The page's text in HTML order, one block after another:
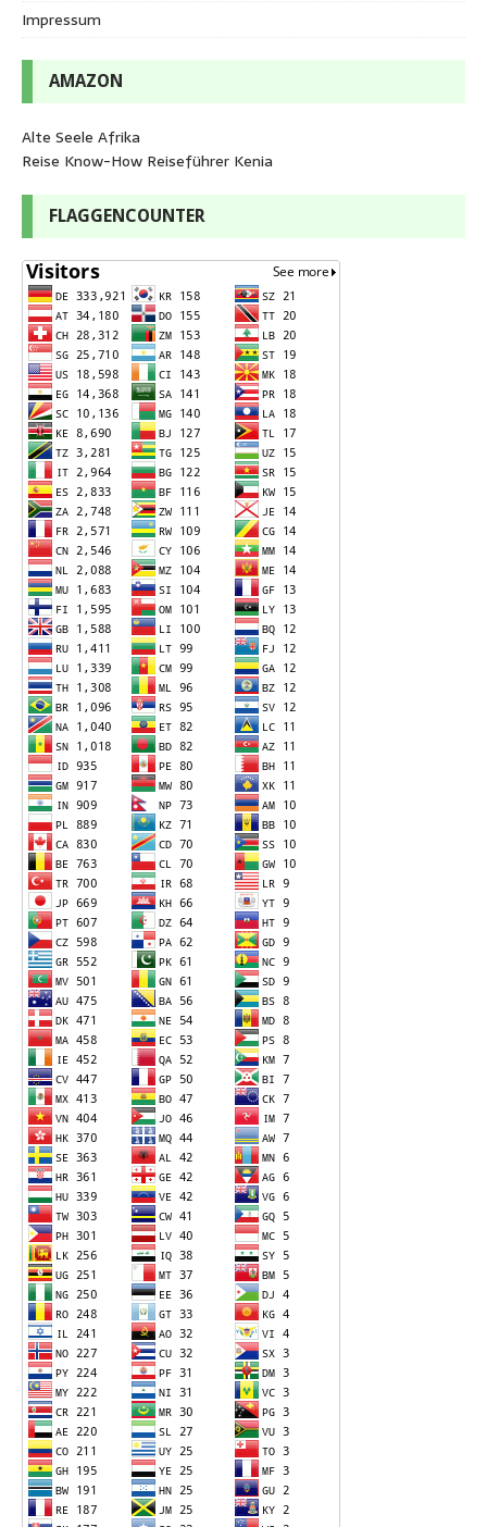
Impressum
AMAZON
Alte Seele Afrika
Reise Know-How Reiseführer Kenia
FLAGGENCOUNTER